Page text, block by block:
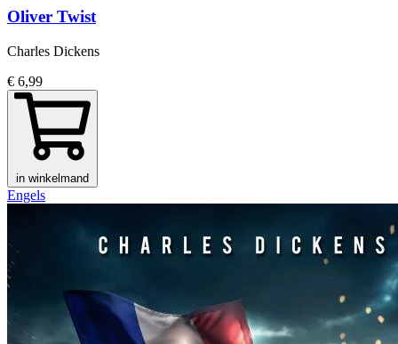
Oliver Twist
Charles Dickens
€ 6,99
in winkelmand
Engels